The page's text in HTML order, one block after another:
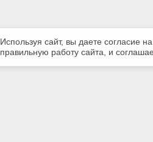
Используя сайт, вы даете согласие
правильную работу сайта, и